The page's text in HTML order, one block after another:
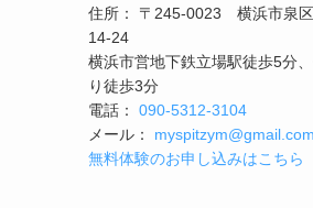
住所： 〒245-0023 横浜市泉
14-24
横浜市営地下鉄立場駅徒歩5分
り徒歩3分
電話： 090-5312-3104
メール： myspitzym@gmail.com
無料体験のお申し込みはこちら